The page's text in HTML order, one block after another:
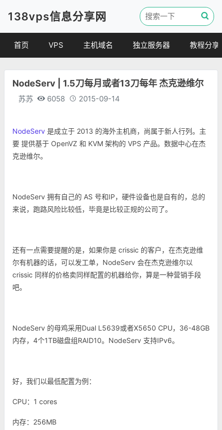
138vps信息分享网
首页 VPS
便宜VPS
VPS评测
主机域名
虚拟主机
独立服务器 教程分享
建站教程
NodeServ | 1.5刀每月或者13刀每年 杰克逊维尔
苏苏 6058 2015-09-14
NodeServ 是成立于 2013 的海外主机商，尚属于新人行列。主
要 提供基于 OpenVZ 和 KVM 架构的 VPS 产品。数据中心在杰
克逊维尔。
NodeServ 拥有自己的 AS 号和IP，硬件设备也是自有的，总的
来说，跑路风险比较低，毕竟是比较正规的公司了。
还有一点需要提醒的是，如果你是 crissic 的客户，在杰克逊维
尔有机器的话，可以发工单，NodeServ 会在杰克逊维尔以
crissic 同样的价格卖同样配置的机器给你，算是一种营销手段
吧。
NodeServ 的母鸡采用Dual L5639或者X5650 CPU，36-48GB
内存，4个1TB磁盘组RAID10。NodeServ 支持IPv6。
好，我们以最低配置为例：
CPU：1 cores
内存：256MB